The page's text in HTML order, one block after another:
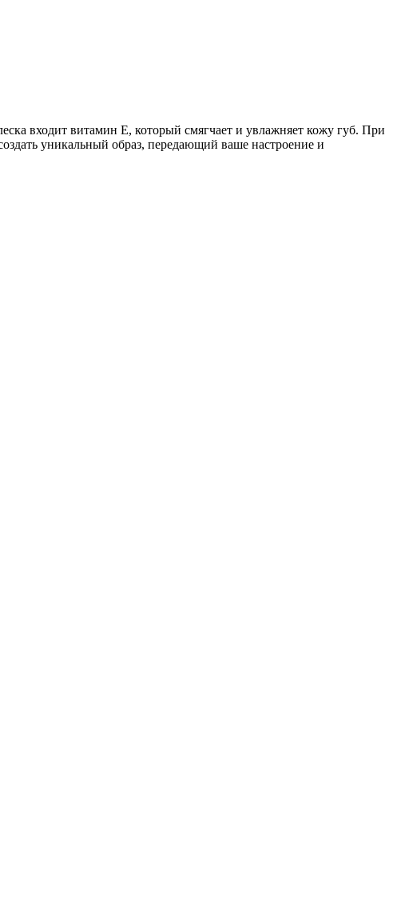
входит витамин Е, который смягчает и увлажняет кожу губ. При
уникальный образ, передающий ваше настроение и